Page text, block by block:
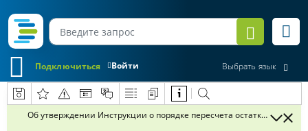
Войти
Подключиться Выбрать язык
Об утверждении Инструкции о порядке пересчета остатков